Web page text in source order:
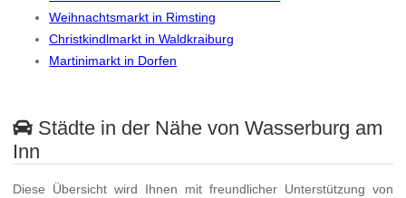
Weihnachtsmarkt in Rimsting
Christkindlmarkt in Waldkraiburg
Martinimarkt in Dorfen
Städte in der Nähe von Wasserburg am
Inn
Diese Übersicht wird Ihnen mit freundlicher Unterstützung von